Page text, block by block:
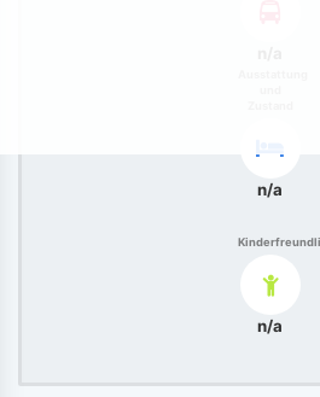
n/a
n/a